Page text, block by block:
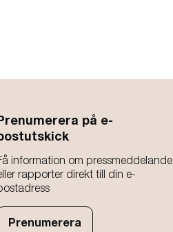
på e-
information om pressmeddelande
rapporter direkt till din e-
Prenumerera